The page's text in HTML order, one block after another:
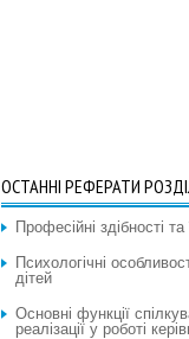
ОСТАННІ РЕФЕРАТИ
Професійні здібності
Психологічні
дітей
Основні функції
реалізації у роботі